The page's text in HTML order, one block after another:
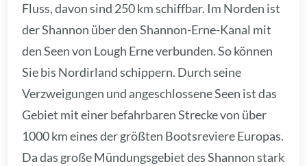
Fluss, davon sind 250 km schiffbar. Im Norden ist
der Shannon über den Shannon-Erne-Kanal mit
den Seen von Lough Erne verbunden. So können
Sie bis Nordirland schippern. Durch seine
Verzweigungen und angeschlossene Seen ist das
Gebiet mit einer befahrbaren Strecke von über
1000 km eines der größten Bootsreviere Europas.
Da das große Mündungsgebiet des Shannon stark